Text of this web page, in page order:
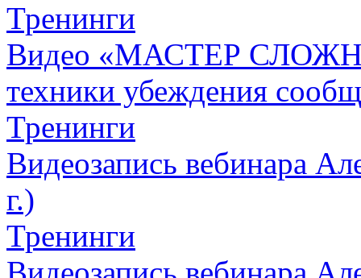
Тренинги
Видео «МАСТЕР
техники убеждения
Тренинги
Видеозапись вебинара
г.)
Тренинги